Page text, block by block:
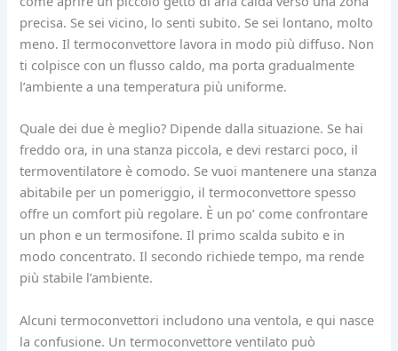
precisa. Se sei vicino, lo senti subito. Se sei lontano, molto
meno. Il termoconvettore lavora in modo più diffuso. Non
ti colpisce con un flusso caldo, ma porta gradualmente
l’ambiente a una temperatura più uniforme.
Quale dei due è meglio? Dipende dalla situazione. Se hai
freddo ora, in una stanza piccola, e devi restarci poco, il
termoventilatore è comodo. Se vuoi mantenere una stanza
abitabile per un pomeriggio, il termoconvettore spesso
offre un comfort più regolare. È un po’ come confrontare
un phon e un termosifone. Il primo scalda subito e in
modo concentrato. Il secondo richiede tempo, ma rende
più stabile l’ambiente.
Alcuni termoconvettori includono una ventola, e qui nasce
la confusione. Un termoconvettore ventilato può